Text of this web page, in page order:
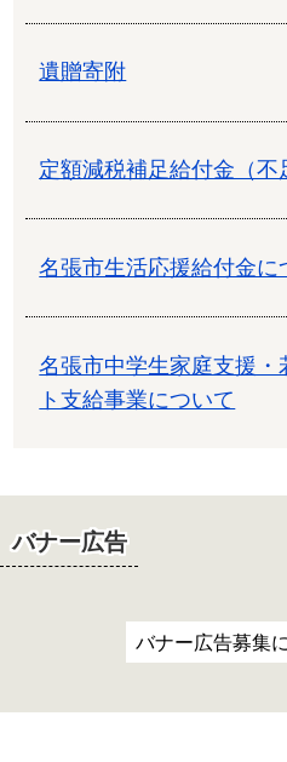
遺贈寄附
定額減税補足給付金（不
名張市生活応援給付金に
名張市中学生家庭支援・
ト支給事業について
バナー広告
バナー広告募集